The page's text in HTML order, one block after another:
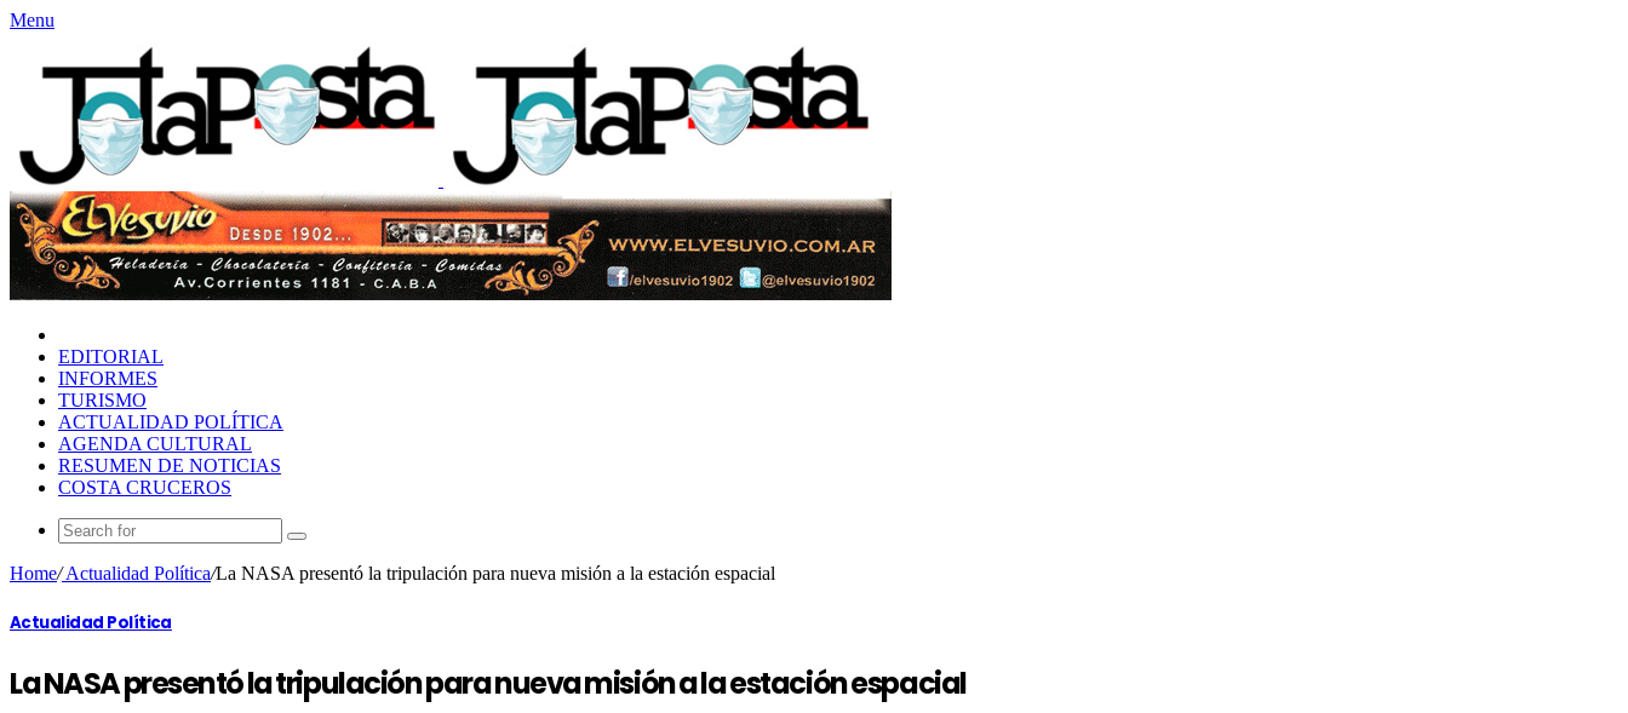
Menu
EDITORIAL
INFORMES
TURISMO
ACTUALIDAD POLÍTICA
AGENDA CULTURAL
RESUMEN DE NOTICIAS
COSTA CRUCEROS
Home/Actualidad Política/La NASA presentó la tripulación para nueva misión a la estación espacial
Actualidad Política
La NASA presentó la tripulación para nueva misión a la estación espacial